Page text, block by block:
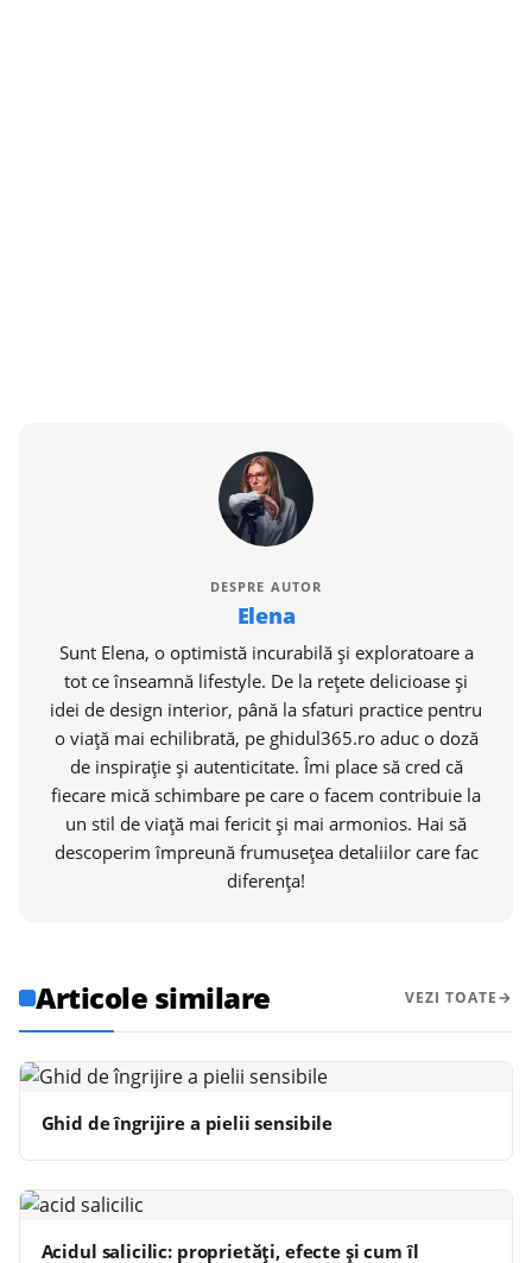
DESPRE AUTOR
Elena
Sunt Elena, o optimistă incurabilă și exploratoare a
tot ce înseamnă lifestyle. De la rețete delicioase și
idei de design interior, până la sfaturi practice pentru
o viață mai echilibrată, pe ghidul365.ro aduc o doză
de inspirație și autenticitate. Îmi place să cred că
fiecare mică schimbare pe care o facem contribuie la
un stil de viață mai fericit și mai armonios. Hai să
descoperim împreună frumusețea detaliilor care fac
diferența!
Articole similare VEZI TOATE
Ghid de îngrijire a pielii sensibile
Acidul salicilic: proprietăți, efecte și cum îl